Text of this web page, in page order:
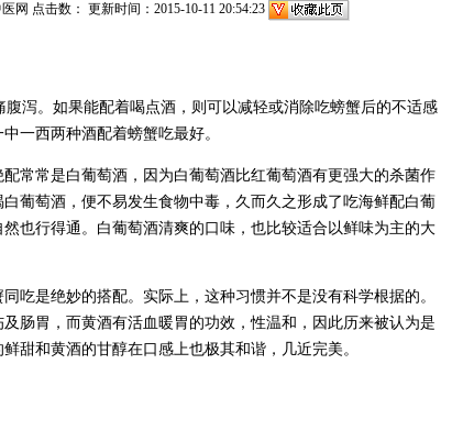
网 点击数： 更新时间：2015-10-11 20:54:23
泻。如果能配着喝点酒，则可以减轻或消除吃螃蟹后的不适感
一西两种酒配着螃蟹吃最好。
常是白葡萄酒，因为白葡萄酒比红葡萄酒有更强大的杀菌作
葡萄酒，便不易发生食物中毒，久而久之形成了吃海鲜配白葡
也行得通。白葡萄酒清爽的口味，也比较适合以鲜味为主的大
是绝妙的搭配。实际上，这种习惯并不是没有科学根据的。
肠胃，而黄酒有活血暖胃的功效，性温和，因此历来被认为是
甜和黄酒的甘醇在口感上也极其和谐，几近完美。